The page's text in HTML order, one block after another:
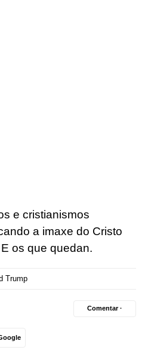
e cristianismos
a imaxe do Cristo
os que quedan.
Trump
Comentar ·